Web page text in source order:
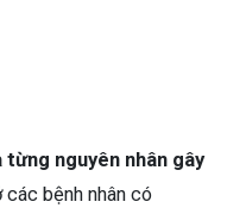
nguyên nhân gây
các bệnh nhân có